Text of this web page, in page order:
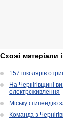
Схожі матеріали
157 школярів
На Чернігівщині
електроживлення
Міську стипендію
Команда з